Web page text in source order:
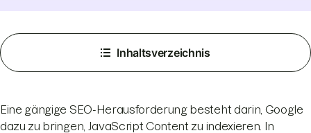
Inhaltsverzeichnis
Eine gängige SEO-Herausforderung besteht darin, Google
dazu zu bringen, JavaScript Content zu indexieren. In